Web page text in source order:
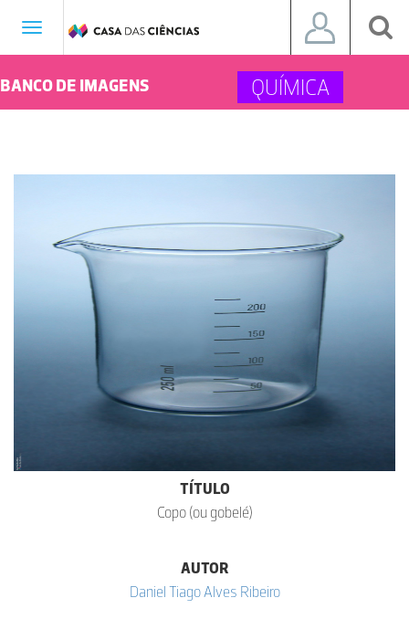
Toggle
BANCO DE IMAGENS QUÍMICA
TÍTULO
Copo (ou gobelé)
AUTOR
Daniel Tiago Alves Ribeiro